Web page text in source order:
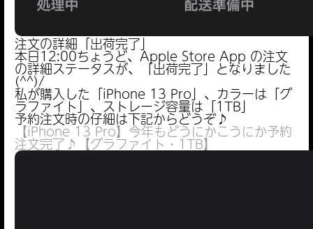
注文の詳細「出荷完了」
本日12:00ちょうど、Apple Store App の注文
の詳細ステータスが、「出荷完了」となりました
(^^)/
私が購入した「iPhone 13 Pro」、カラーは「グ
ラファイト」、ストレージ容量は「1TB」
予約注文時の仔細は下記からどうぞ♪
【iPhone 13 Pro】今年もどうにかこうにか予約
注文完了♪【グラファイト・1TB】